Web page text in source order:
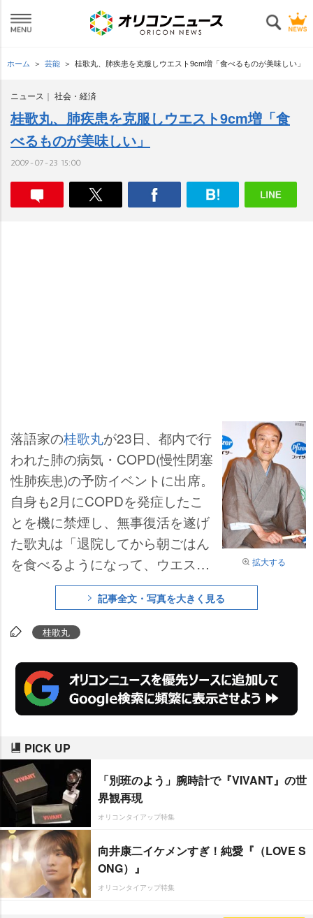
ホーム 芸能 桂歌丸、肺疾患を克服しウエスト9cm増「食べるものが美味しい」
ニュース 社会・経済
桂歌丸、肺疾患を克服しウエスト9cm増「食
べるものが美味しい」
2009-07-23 15:00
拡大する
落語家の桂歌丸が23日、都内で行
われた肺の病気・COPD(慢性閉塞
性肺疾患)の予防イベントに出席。
自身も2月にCOPDを発症したこ
とを機に禁煙し、無事復活を遂げ
た歌丸は「退院してから朝ごはん
を食べるようになって、ウエスト
が73cmから今は82cmにまでなっ
た。食べるものが美味しい」と元
気にアピールした。
記事全文・写真を大きく見る
桂歌丸
PICK UP
「別班のよう」腕時計で『VIVANT』の世
界観再現
オリコンタイアップ特集
向井康二イケメンすぎ！純愛『（LOVE S
ONG）』
オリコンタイアップ特集